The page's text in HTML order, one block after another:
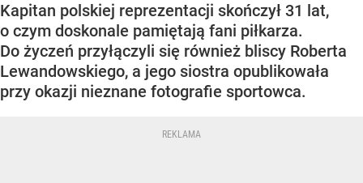
Kapitan polskiej reprezentacji skończył 31 lat,
o czym doskonale pamiętają fani piłkarza.
Do życzeń przyłączyli się również bliscy Roberta
Lewandowskiego, a jego siostra opublikowała
przy okazji nieznane fotografie sportowca.